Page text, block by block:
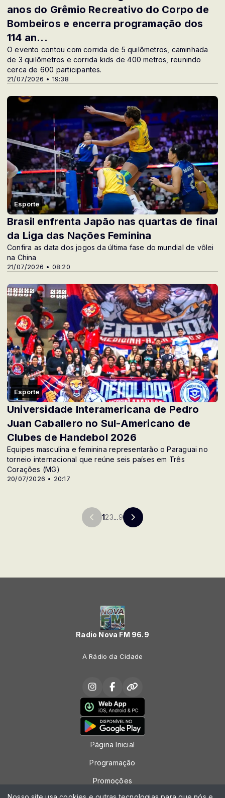
21/07/2026 • 19:38
anos do Grêmio Recreativo do Corpo de
Bombeiros e encerra programação dos
114 an...
O evento contou com corrida de 5 quilômetros, caminhada
de 3 quilômetros e corrida kids de 400 metros, reunindo
cerca de 600 participantes.
Esporte
21/07/2026 • 08:20
Brasil enfrenta Japão nas quartas de final
da Liga das Nações Feminina
Confira as data dos jogos da última fase do mundial de vôlei
na China
Esporte
20/07/2026 • 20:17
Universidade Interamericana de Pedro
Juan Caballero no Sul-Americano de
Clubes de Handebol 2026
Equipes masculina e feminina representarão o Paraguai no
torneio internacional que reúne seis países em Três
Corações (MG)
123...9
Radio Nova FM 96.9
A Rádio da Cidade
Página Inicial
Programação
Promoções